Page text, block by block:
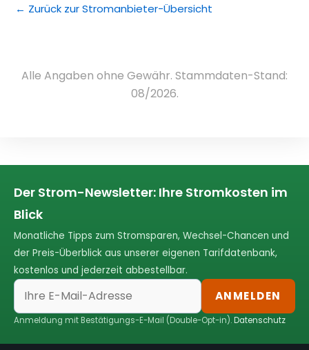
← Zurück zur Stromanbieter-Übersicht
Alle Angaben ohne Gewähr. Stammdaten-Stand:
08/2026.
Der Strom-Newsletter: Ihre Stromkosten im
Blick
Monatliche Tipps zum Stromsparen, Wechsel-Chancen und
der Preis-Überblick aus unserer eigenen Tarifdatenbank,
kostenlos und jederzeit abbestellbar.
ANMELDEN
Anmeldung mit Bestätigungs-E-Mail (Double-Opt-in).Datenschutz